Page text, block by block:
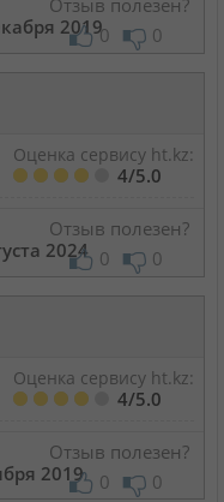
2019
Отзыв полезен?
0
0
Оценка сервису ht.kz:
4/5.0
2024
Отзыв полезен?
0
0
Оценка сервису ht.kz:
4/5.0
2019
Отзыв полезен?
0
0